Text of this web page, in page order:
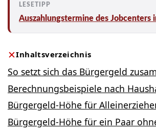
Auszahlungstermine des Jobcenters
Inhaltsverzeichnis
So setzt sich das Bürgergeld
Berechnungsbeispiele nach
Bürgergeld-Höhe für
Bürgergeld-Höhe für ein Paar